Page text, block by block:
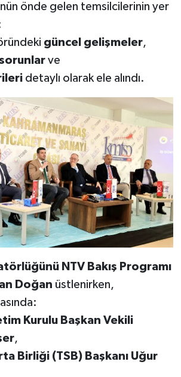
önde gelen temsilcilerinin yer
güncel gelişmeler,
sorunlarve
detaylı olarak ele alındı.
NTV Bakış Programı
Doğan üstlenirken,
Kurulu Başkan Vekili
,
Birliği (TSB) Başkanı Uğur